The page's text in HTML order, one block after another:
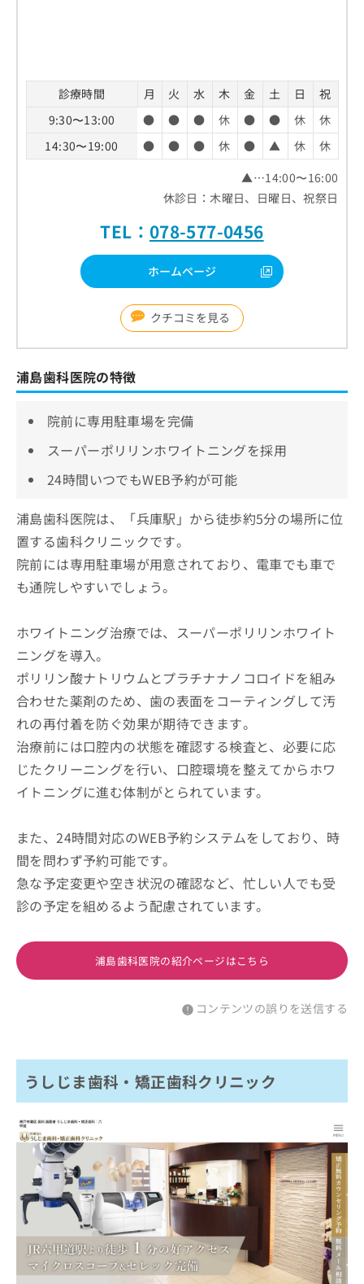
診療時間 月 火 水 木 金 土 日
祝
9:30〜13:00
● ● ● 休 ● ● 休
休
14:30〜19:00
● ● ● 休 ● ▲ 休
休
▲…14:00〜16:00
休診日：木曜日、日曜日、祝祭日
TEL： 078-577-0456
ホームページ
クチコミを見る
浦島歯科医院の特徴
院前に専用駐車場を完備
スーパーポリリンホワイトニングを採用
24時間いつでもWEB予約が可能
浦島歯科医院は、「兵庫駅」から徒歩約5分の場所に位
置する歯科クリニックです。
院前には専用駐車場が用意されており、電車でも車で
も通院しやすいでしょう。
ホワイトニング治療では、スーパーポリリンホワイト
ニングを導入。
ポリリン酸ナトリウムとプラチナナノコロイドを組み
合わせた薬剤のため、歯の表面をコーティングして汚
れの再付着を防ぐ効果が期待できます。
治療前には口腔内の状態を確認する検査と、必要に応
じたクリーニングを行い、口腔環境を整えてからホワ
イトニングに進む体制がとられています。
また、24時間対応のWEB予約システムをしており、時
間を問わず予約可能です。
急な予定変更や空き状況の確認など、忙しい人でも受
診の予定を組めるよう配慮されています。
浦島歯科医院の紹介ページはこちら
コンテンツの誤りを送信する
うしじま歯科・矯正歯科クリニック